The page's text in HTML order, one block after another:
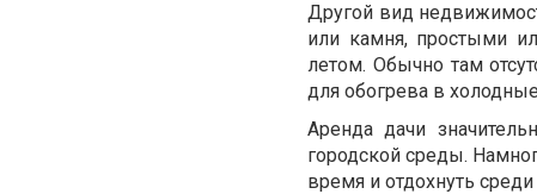
Другой вид
или камня, простыми
летом. Обычно там
для обогрева в
Аренда дачи
городской среды.
время и отдохнуть